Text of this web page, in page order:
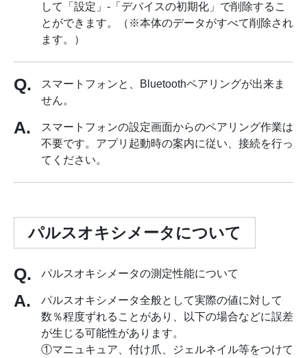
して「設定」-「デバイスの初期化」で削除するこ
とができます。（※本体のデータがすべて削除され
ます。）
スマートフォンと、Bluetoothペアリングが出来ま
せん。
スマートフォンの設定画面からのペアリング作業は
不要です。アプリ起動時の案内に従い、接続を行っ
てください。
パルスオキシメータについて
パルスオキシメータの測定性能について
パルスオキシメータ全般として実際の値に対して
数％程度ずれることがあり、以下の場合などに誤差
が生じる可能性があります。
①マニュキュア、付け爪、ジェルネイル等をつけて